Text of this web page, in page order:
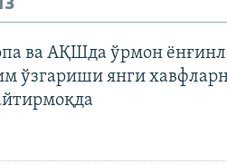
ва АҚШда ўрмон
ўзгариши янги